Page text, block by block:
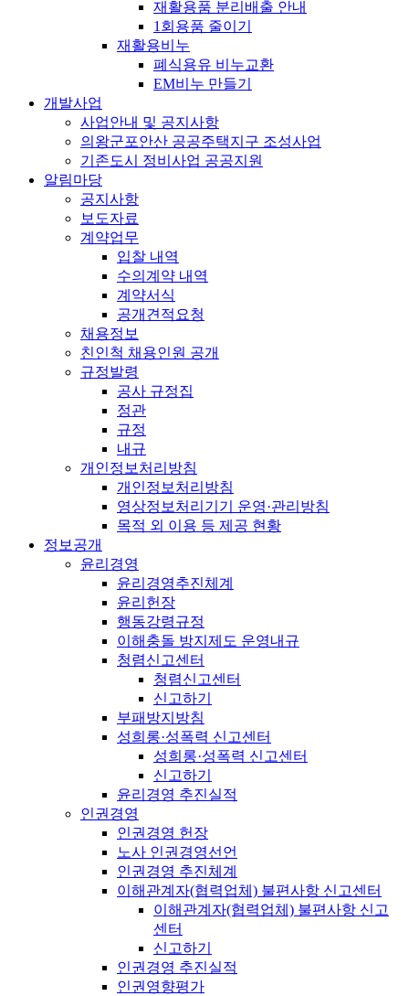
재활용품 분리배출 안내
1회용품 줄이기
재활용비누
폐식용유 비누교환
EM비누 만들기
개발사업
사업안내 및 공지사항
의왕군포안산 공공주택지구 조성사업
기존도시 정비사업 공공지원
알림마당
공지사항
보도자료
계약업무
입찰 내역
수의계약 내역
계약서식
공개견적요청
채용정보
친인척 채용인원 공개
규정발령
공사 규정집
정관
규정
내규
개인정보처리방침
개인정보처리방침
영상정보처리기기 운영·관리방침
목적 외 이용 등 제공 현황
정보공개
윤리경영
윤리경영추진체계
윤리헌장
행동강령규정
이해충돌 방지제도 운영내규
청렴신고센터
청렴신고센터
신고하기
부패방지방침
성희롱·성폭력 신고센터
성희롱·성폭력 신고센터
신고하기
윤리경영 추진실적
인권경영
인권경영 헌장
노사 인권경영선언
인권경영 추진체계
이해관계자(협력업체) 불편사항 신고센터
이해관계자(협력업체) 불편사항 신고
센터
신고하기
인권경영 추진실적
인권영향평가